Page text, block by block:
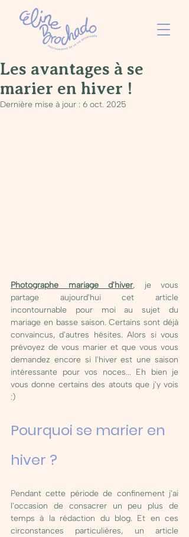
Les avantages à se
marier en hiver !
Dernière mise à jour : 6 oct. 2025
Photographe mariage d'hiver, je vous
partage aujourd'hui cet article
incontournable pour moi au sujet du
mariage en basse saison. Certains sont déjà
convaincus, d'autres hésites. Alors si vous
prévoyez de vous marier et que vous vous
demandez encore si l'hiver est une saison
intéressante pour vos noces... Eh bien je
vous donne certains des atouts que j'y vois
:)
Pourquoi se marier en
hiver ?
Pendant cette période de confinement j'ai
l'occasion de consacrer un peu plus de
temps à la rédaction du blog. Et en ces
circonstances particulières, un article